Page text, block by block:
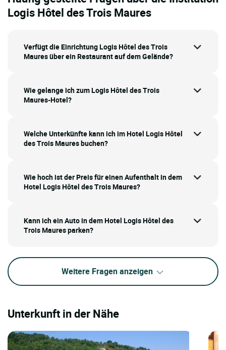
Logis Hôtel des Trois Maures
Verfügt die Einrichtung Logis Hôtel des Trois
Maures über ein Restaurant auf dem Gelände?
Wie gelange ich zum Logis Hôtel des Trois
Maures-Hotel?
Welche Unterkünfte kann ich im Hotel Logis Hôtel
des Trois Maures buchen?
Wie hoch ist der Preis für einen Aufenthalt in dem
Hotel Logis Hôtel des Trois Maures?
Kann ich ein Auto in dem Hotel Logis Hôtel des
Trois Maures parken?
Weitere Fragen anzeigen
Unterkunft in der Nähe